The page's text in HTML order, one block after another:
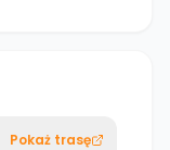
Pokaż trasę